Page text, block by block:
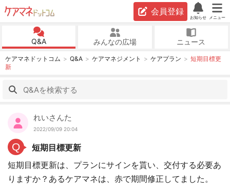
会員登録
お知らせ メニュー
Q&A みんなの広場 ニュース
ケアマネドットコム Q&A ケアマネジメント ケアプラン
短期目標更
新
れいさんた
2022/09/09 20:04
Q
短期目標更新
短期目標更新は、プランにサインを貰い、交付する必要あ
りますか？あるケアマネは、赤で期間修正してました。